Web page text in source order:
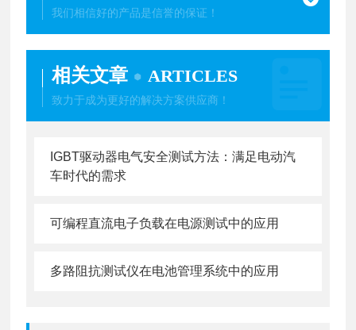
我们相信好的产品是信誉的保证！
相关文章 ARTICLES
致力于成为更好的解决方案供应商！
IGBT驱动器电气安全测试方法：满足电动汽
车时代的需求
可编程直流电子负载在电源测试中的应用
多路阻抗测试仪在电池管理系统中的应用